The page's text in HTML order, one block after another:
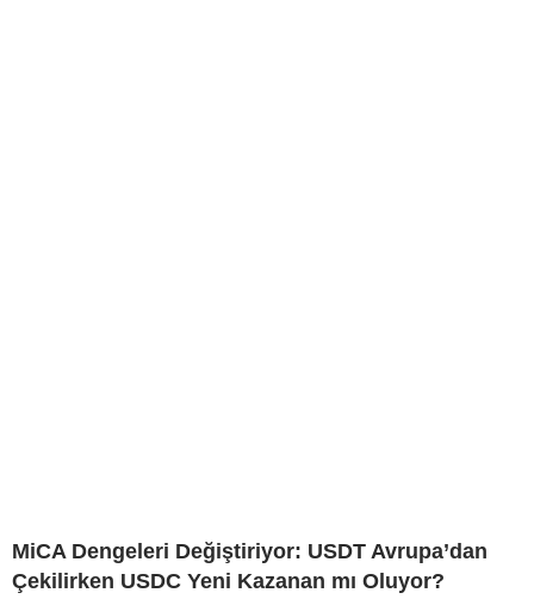
MiCA Dengeleri Değiştiriyor: USDT Avrupa’dan
Çekilirken USDC Yeni Kazanan mı Oluyor?